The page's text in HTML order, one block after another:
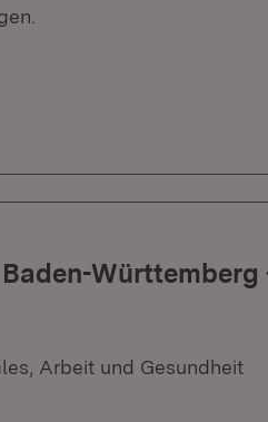
Württemberg
Arbeit und Gesundheit